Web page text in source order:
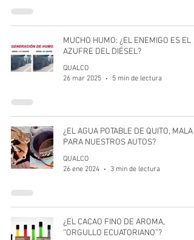
MUCHO HUMO: ¿EL ENEMIGO ES EL
AZUFRE DEL DIÉSEL?
QUALCO
26 mar 2025
5 min de lectura
¿EL AGUA POTABLE DE QUITO, MALA
PARA NUESTROS AUTOS?
QUALCO
26 ene 2024
3 min de lectura
¿EL CACAO FINO DE AROMA,
“ORGULLO ECUATORIANO”?